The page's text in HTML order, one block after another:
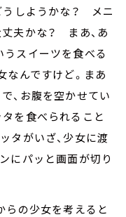
うしようかな？ メニ
夫かな？ まあ、あ
うスイーツを食べる
なんですけど。まあ
、お腹を空かせてい
を食べられること
タがいざ、少女に渡
にパッと画面が切り
らの少女を考えると